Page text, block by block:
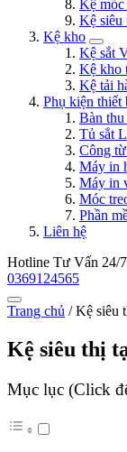
Kệ móc
Kệ siêu
Kệ kho
Kệ sắt
Kệ kho
Kệ tải
Phụ kiện thiết
Bàn thu
Tủ sắt
Công
Máy in
Máy in
Móc
Phần
Liên hệ
Hotline Tư Vấn 24/7
0369124565
Trang chủ /Kệ siêu
Kệ siêu thị
Mục lục (Click